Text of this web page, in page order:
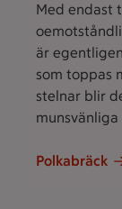
Med endast
är
som toppas
stelnar blir
Polkabräck